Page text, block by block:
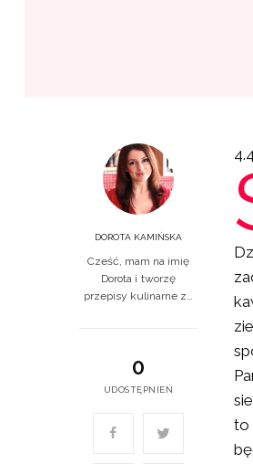
DOROTA KAMIŃSKA
Cześć, mam na imię
Dorota i tworzę
przepisy kulinarne z…
0
UDOSTĘPNIEŃ
to